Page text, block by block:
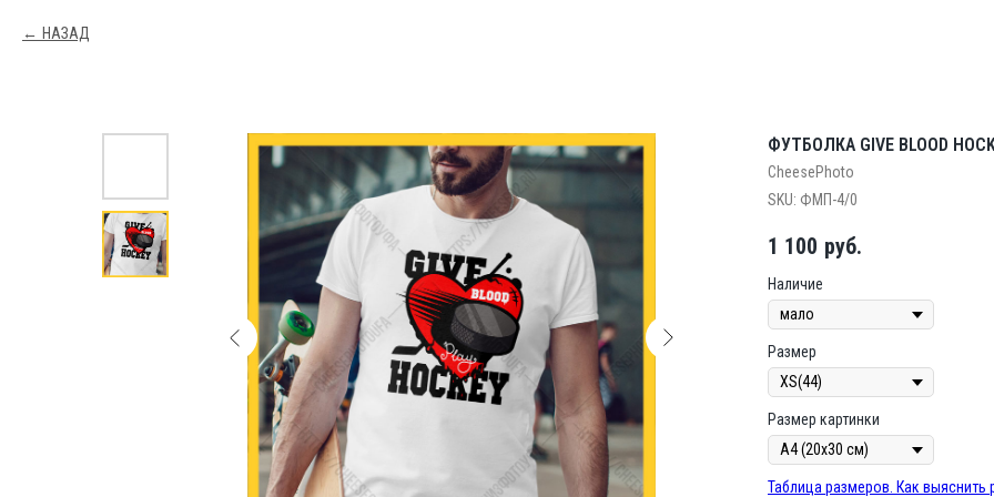
НАЗАД
ФУТБОЛКА GIVE BLOOD
CheesePhoto
SKU: ФМП-4/0
1 100 руб.
Наличие
Размер
Размер картинки
Таблица размеров. Как выяснить